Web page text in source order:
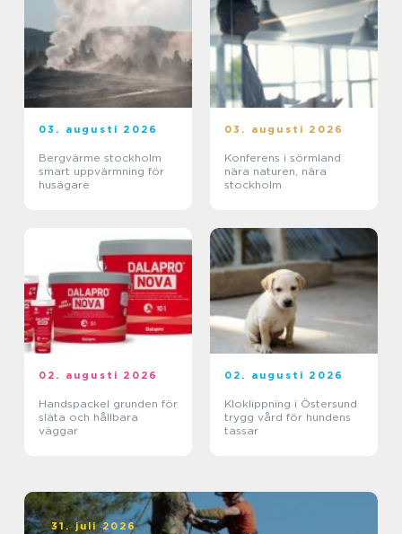
03. augusti 2026
Bergvärme stockholm
smart uppvärmning för
husägare
03. augusti 2026
Konferens i sörmland
nära naturen, nära
stockholm
02. augusti 2026
Handspackel grunden för
släta och hållbara
väggar
02. augusti 2026
Kloklippning i Östersund
trygg vård för hundens
tassar
31. juli 2026